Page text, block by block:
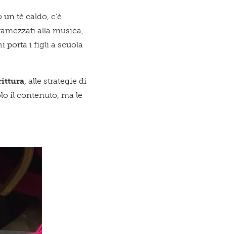
è per
tè caldo, c’è
alla musica,
porta i figli a scuola
, alle strategie di
il contenuto, ma le